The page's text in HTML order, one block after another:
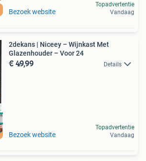
Bezoek website
Topadvertentie
Vandaag
2dekans | Niceey – Wijnkast Met
Glazenhouder – Voor 24
€ 49,99 Details
Bezoek website
Topadvertentie
Vandaag